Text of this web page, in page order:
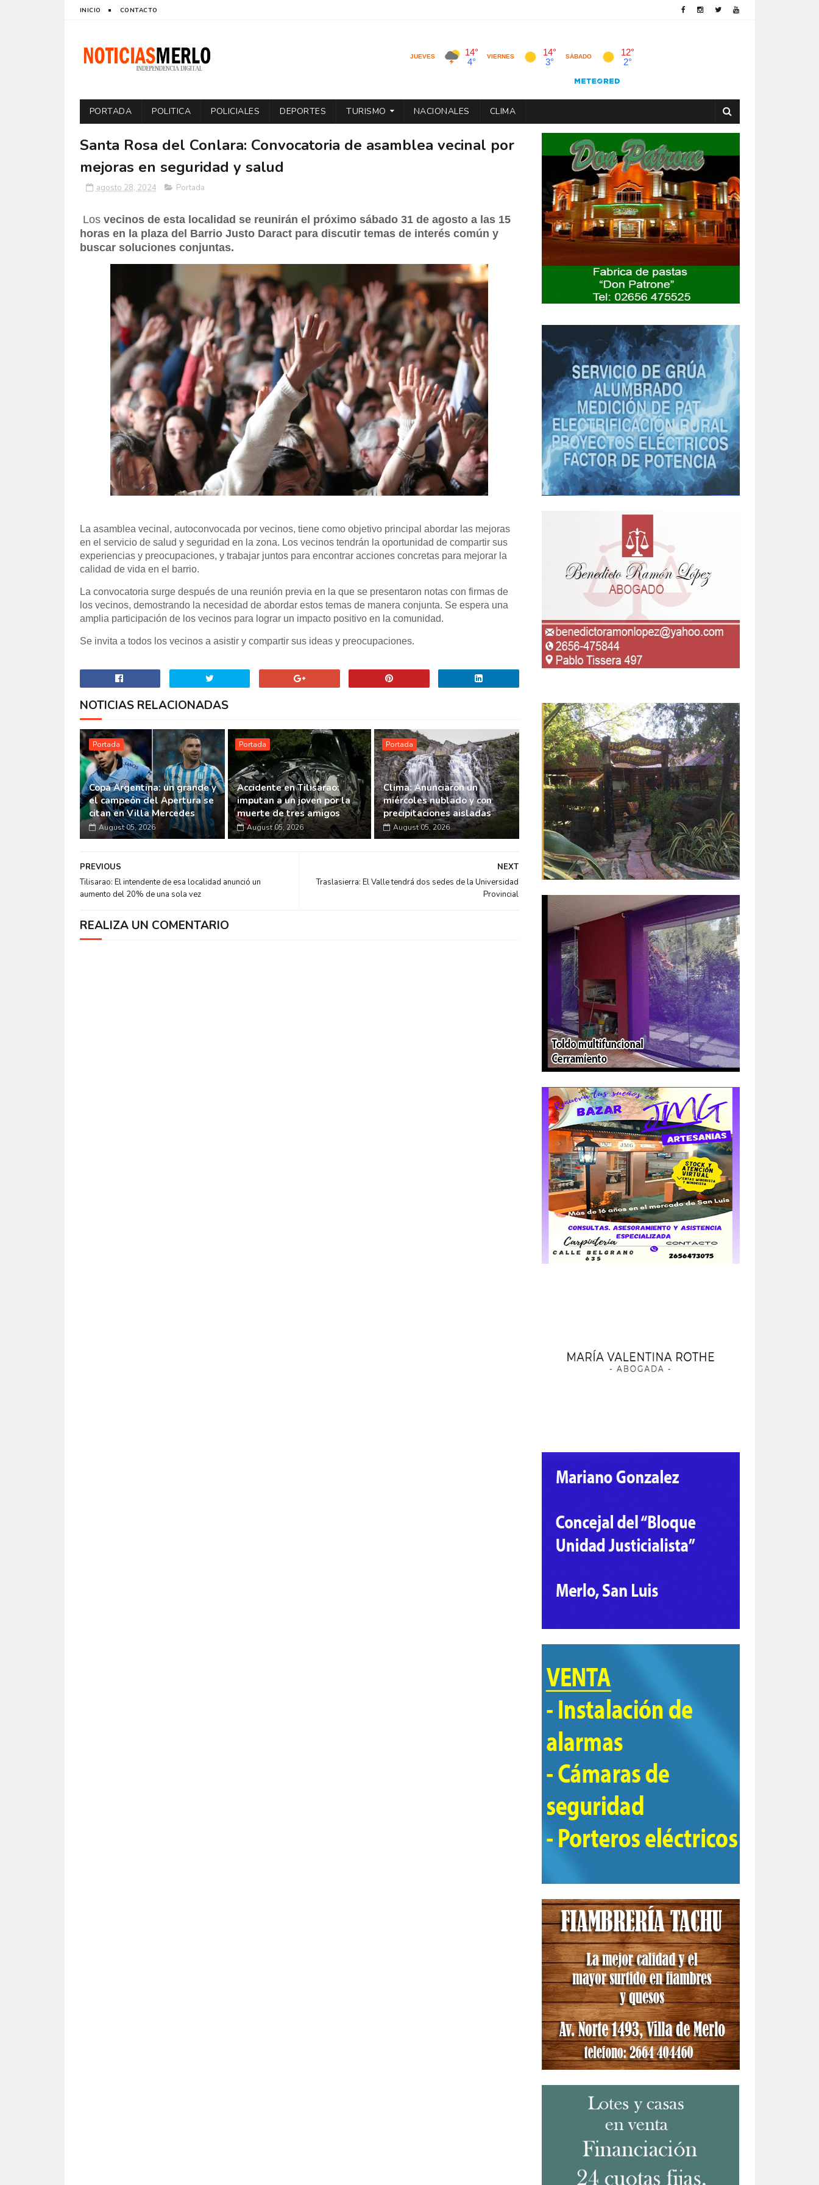
INICIO CONTACTO
PORTADA POLITICA POLICIALES DEPORTES TURISMO NACIONALES CLIMA
Santa Rosa del Conlara: Convocatoria de asamblea vecinal por
mejoras en seguridad y salud
agosto 28, 2024 Portada
Los vecinos de esta localidad se reunirán el próximo sábado 31 de agosto a las 15
horas en la plaza del Barrio Justo Daract para discutir temas de interés común y
buscar soluciones conjuntas.
La asamblea vecinal, autoconvocada por vecinos, tiene como objetivo principal abordar las mejoras
en el servicio de salud y seguridad en la zona. Los vecinos tendrán la oportunidad de compartir sus
experiencias y preocupaciones, y trabajar juntos para encontrar acciones concretas para mejorar la
calidad de vida en el barrio.
La convocatoria surge después de una reunión previa en la que se presentaron notas con firmas de
los vecinos, demostrando la necesidad de abordar estos temas de manera conjunta. Se espera una
amplia participación de los vecinos para lograr un impacto positivo en la comunidad.
Se invita a todos los vecinos a asistir y compartir sus ideas y preocupaciones.
NOTICIAS RELACIONADAS
Portada
Copa Argentina: un grande y
el campeón del Apertura se
citan en Villa Mercedes
August 05, 2026
Portada
Accidente en Tilisarao:
imputan a un joven por la
muerte de tres amigos
August 05, 2026
Portada
Clima: Anunciaron un
miércoles nublado y con
precipitaciones aisladas
August 05, 2026
NEXT
Traslasierra: El Valle tendrá dos sedes de la Universidad
Provincial
PREVIOUS
Tilisarao: El intendente de esa localidad anunció un
aumento del 20% de una sola vez
REALIZA UN COMENTARIO